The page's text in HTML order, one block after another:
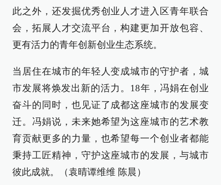
此之外，还发掘优秀创业人才进入区青年联合
会，拓展人才交流平台，构建更加开放包容、
更有活力的青年创新创业生态系统。
当居住在城市的年轻人变成城市的守护者，城
市发展将焕发出新的活力。18年，冯娟在创业
奋斗的同时，也见证了成都这座城市的发展变
迁。冯娟说，未来她希望为这座城市的艺术教
育贡献更多的力量，也希望每一个创业者都能
秉持工匠精神，守护这座城市的发展，与城市
彼此成就。（袁晴谭维维 陈晨）